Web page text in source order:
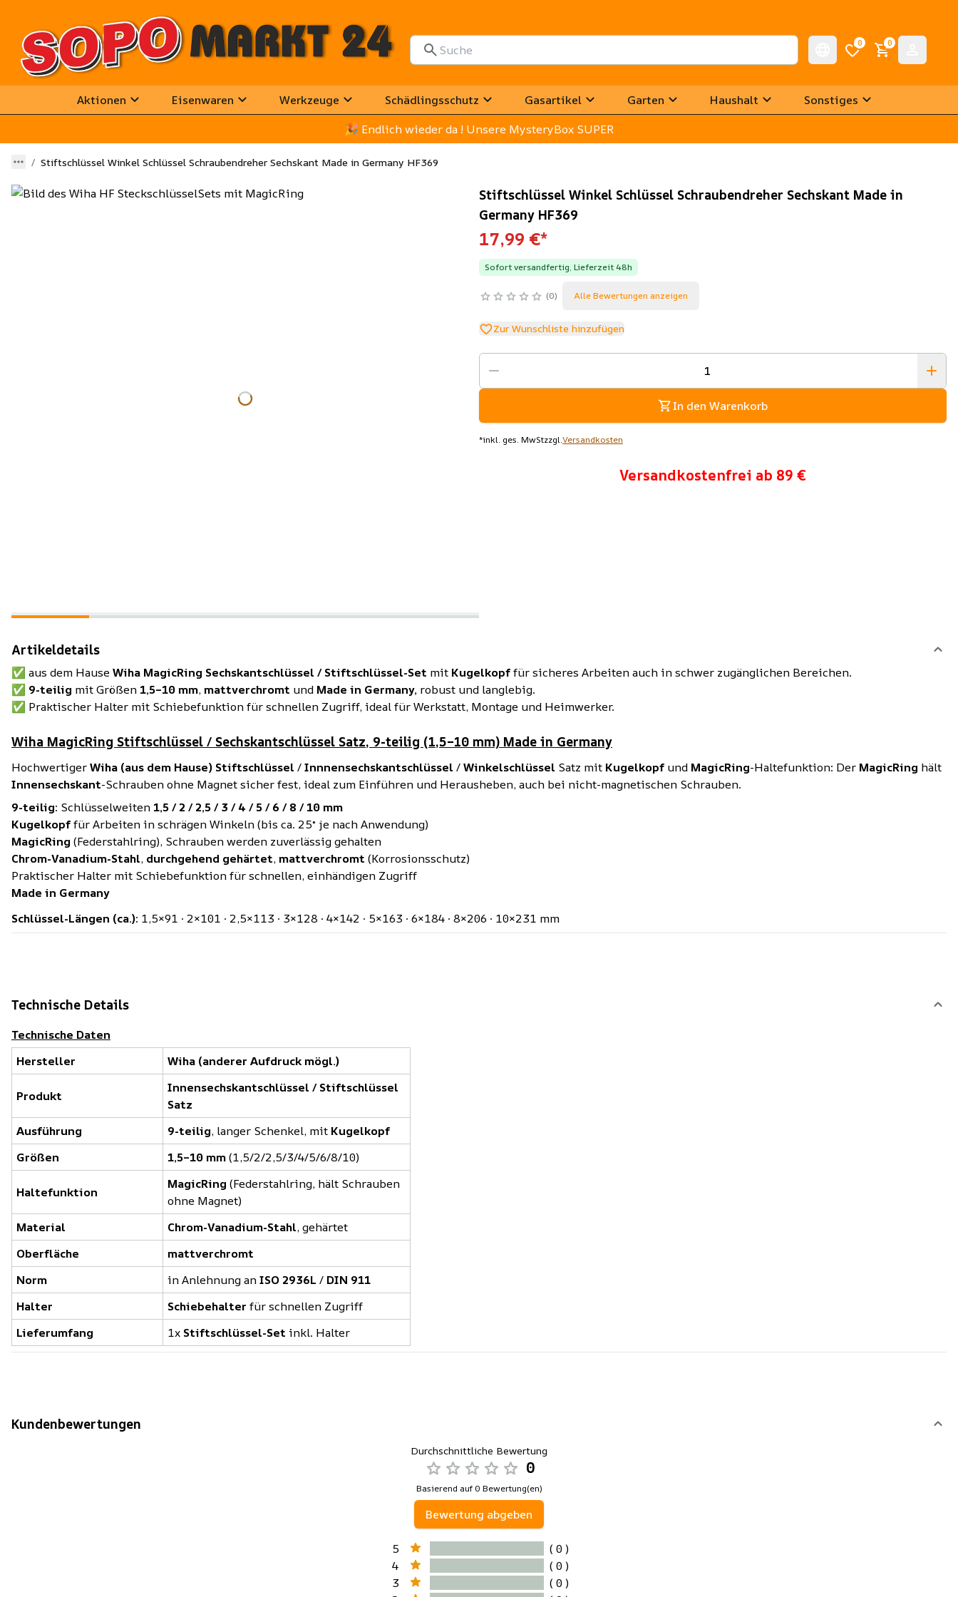
0 0
Aktionen Eisenwaren Werkzeuge Schädlingsschutz Gasartikel Garten Haushalt
Sonstiges
🎉 Endlich wieder da ! Unsere MysteryBox SUPER
Stiftschlüssel Winkel Schlüssel Schraubendreher Sechskant Made in Germany HF369
Stiftschlüssel Winkel Schlüssel Schraubendreher Sechskant Made in
Germany HF369
17,99 €*
Sofort versandfertig, Lieferzeit 48h
0 Alle Bewertungen anzeigen
Zur Wunschliste hinzufügen
In den Warenkorb
*inkl. ges. MwStzzgl.Versandkosten
Versandkostenfrei ab 89 €
Artikeldetails
✅ aus dem Hause Wiha MagicRing Sechskantschlüssel / Stiftschlüssel-Set mitKugelkopffür sicheres Arbeiten auch in schwer zugänglichen Bereichen.
✅ 9-teilig mit Größen 1,5–10 mm, mattverchromt und Made in Germany, robust und langlebig.
✅ Praktischer Halter mit Schiebefunktion für schnellen Zugriff, ideal für Werkstatt, Montage und Heimwerker.
Wiha MagicRing Stiftschlüssel / Sechskantschlüssel Satz, 9-teilig (1,5–10 mm) Made in Germany
HochwertigerWiha (aus dem Hause) Stiftschlüssel /Innnensechskantschlüssel /Winkelschlüssel Satz mitKugelkopf und MagicRing-Haltefunktion: Der MagicRing hält
Innensechskant-Schrauben ohne Magnet sicher fest, ideal zum Einführen und Herausheben, auch bei nicht-magnetischen Schrauben.
9-teilig: Schlüsselweiten 1,5 / 2 / 2,5 / 3 / 4 / 5 / 6 / 8 / 10 mm
Kugelkopffür Arbeiten in schrägen Winkeln (bis ca. 25° je nach Anwendung)
MagicRing(Federstahlring), Schrauben werden zuverlässig gehalten
Chrom-Vanadium-Stahl, durchgehend gehärtet, mattverchromt (Korrosionsschutz)
Praktischer Halter mit Schiebefunktion für schnellen, einhändigen Zugriff
Made in Germany
Schlüssel-Längen (ca.): 1,5×91 · 2×101 · 2,5×113 · 3×128 · 4×142 · 5×163 · 6×184 · 8×206 · 10×231 mm
Technische Details
Technische Daten
Hersteller
Wiha (anderer Aufdruck mögl.)
Produkt
Innensechskantschlüssel / Stiftschlüssel
Satz
Ausführung
9-teilig, langer Schenkel, mitKugelkopf
Größen
1,5–10 mm(1,5/2/2,5/3/4/5/6/8/10)
Haltefunktion
MagicRing(Federstahlring, hält Schrauben
ohne Magnet)
Material
Chrom-Vanadium-Stahl, gehärtet
Oberfläche
mattverchromt
Norm
in Anlehnung anISO 2936L / DIN 911
Halter
Schiebehalter für schnellen Zugriff
Lieferumfang
1x Stiftschlüssel-Set inkl. Halter
Kundenbewertungen
Durchschnittliche Bewertung
0
Basierend auf 0 Bewertung(en)
Bewertung abgeben
5
( 0 )
4
( 0 )
3
( 0 )